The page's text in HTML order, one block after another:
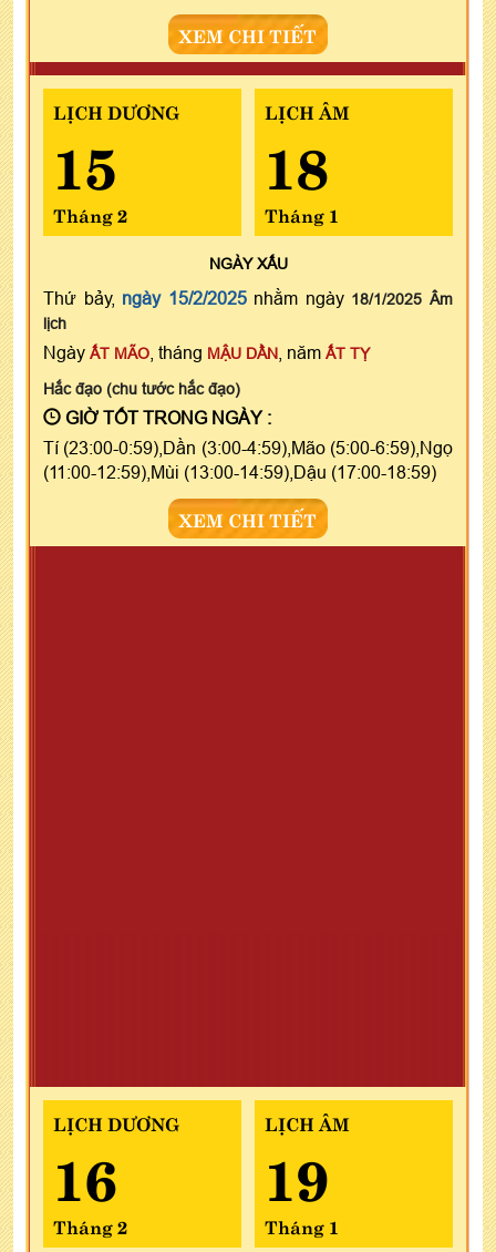
XEM CHI TIẾT
LỊCH DƯƠNG
15
Tháng 2
LỊCH ÂM
18
Tháng 1
NGÀYXẤU
Thứ bảy, ngày 15/2/2025nhằm ngày 18/1/2025 Âm
lịch
Ngày ẤT MÃO , tháng MẬU DẦN , năm ẤT TỴ
Hắc đạo (chu tước hắc đạo)
GIỜ TỐT TRONG NGÀY :
Tí (23:00-0:59),Dần (3:00-4:59),Mão (5:00-6:59),Ngọ
(11:00-12:59),Mùi (13:00-14:59),Dậu (17:00-18:59)
XEM CHI TIẾT
LỊCH DƯƠNG
16
Tháng 2
LỊCH ÂM
19
Tháng 1